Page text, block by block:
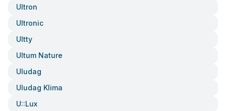
Ultron
Ultronic
Ultty
Ultum Nature
Uludag
Uludag Klima
U::lux